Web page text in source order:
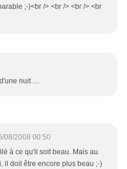
;-)<br /> <br /> <br /> <br
nuit ....
08/2008 00:50
à ce qu'il soit beau. Mais au
il doit être encore plus beau ;-)